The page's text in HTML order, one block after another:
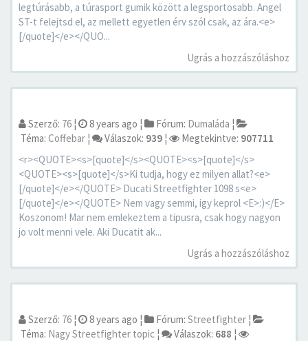
legtúrásabb, a túrasport gumik között a legsportosabb. Angel
ST-t felejtsd el, az mellett egyetlen érv szól csak, az ára.<e>
[/quote]</e></QUO...
Ugrás a hozzászóláshoz
Szerző: 76 ¦ 8 years ago ¦ Fórum: Dumaláda ¦
Téma: Coffebar ¦ Válaszok: 939 ¦ Megtekintve: 907711
<r><QUOTE><s>[quote]</s><QUOTE><s>[quote]</s>
<QUOTE><s>[quote]</s>Ki tudja, hogy ez milyen allat?<e>
[/quote]</e></QUOTE> Ducati Streetfighter 1098 s<e>
[/quote]</e></QUOTE> Nem vagy semmi, igy keprol <E>:)</E>
Koszonom! Mar nem emlekeztem a tipusra, csak hogy nagyon
jo volt menni vele. Aki Ducatit ak...
Ugrás a hozzászóláshoz
Szerző: 76 ¦ 8 years ago ¦ Fórum: Streetfighter ¦
Téma: Nagy Streetfighter topic ¦ Válaszok: 688 ¦